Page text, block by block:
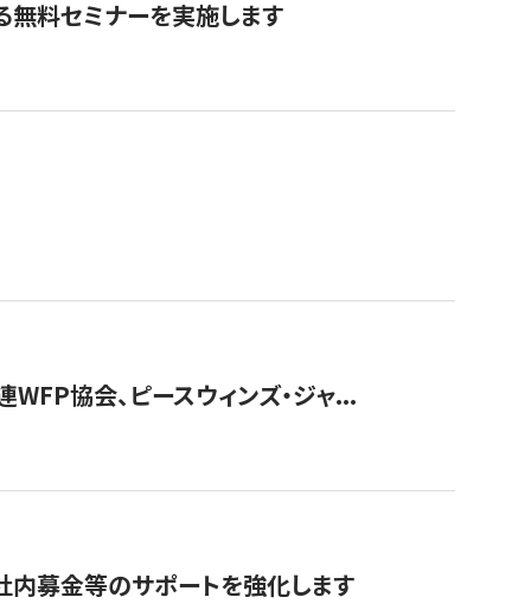
無料セミナーを実施します
協会、ピースウィンズ・ジャ...
内募金等のサポートを強化します